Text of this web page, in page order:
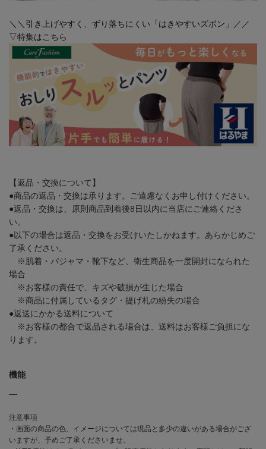
＼＼引き上げやすく、ずり落ちにくい「はきやすいズボン」／／
▽特集はこちら
【返品・交換について】
●商品の返品・交換は承ります。ご遠慮なくお申し付けください。
●返品・交換は、原則商品到着後8日以内に当店にご連絡くださ
い。
●以下の場合は返品・交換をお受けいたしかねます。あらかじめご
了承ください。
※肌着・パジャマ・靴下など、衛生商品を一度開封になられた
場合
※お客様の責任で、キズや破損が生じた場合
※商品に付属しているタグ・提げ札の紛失の場合
●返送にかかる送料について
※お客様の都合で返品される場合は、送料はお客様ご負担にな
ります。
機能
―
注意事項
・画面の商品の色、イメージについては現品と多少の違いがある場合がござ
いますが、予めご了承くださいませ。